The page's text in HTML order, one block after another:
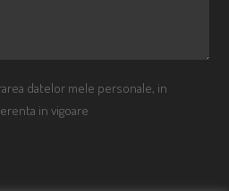
datelor mele personale, in
in vigoare